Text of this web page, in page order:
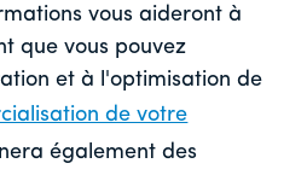
vous aideront à
que vous pouvez
et à l'optimisation de
de votre
également des